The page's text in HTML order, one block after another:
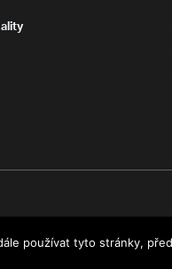
používat tyto stránky,